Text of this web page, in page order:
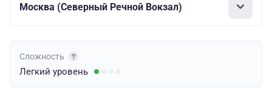
Москва (Северный Речной Вокзал)
Сложность
Легкий уровень